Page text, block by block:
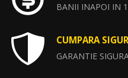
BANII INAPOI IN
CUMPARA SIGUR
GARANTIE